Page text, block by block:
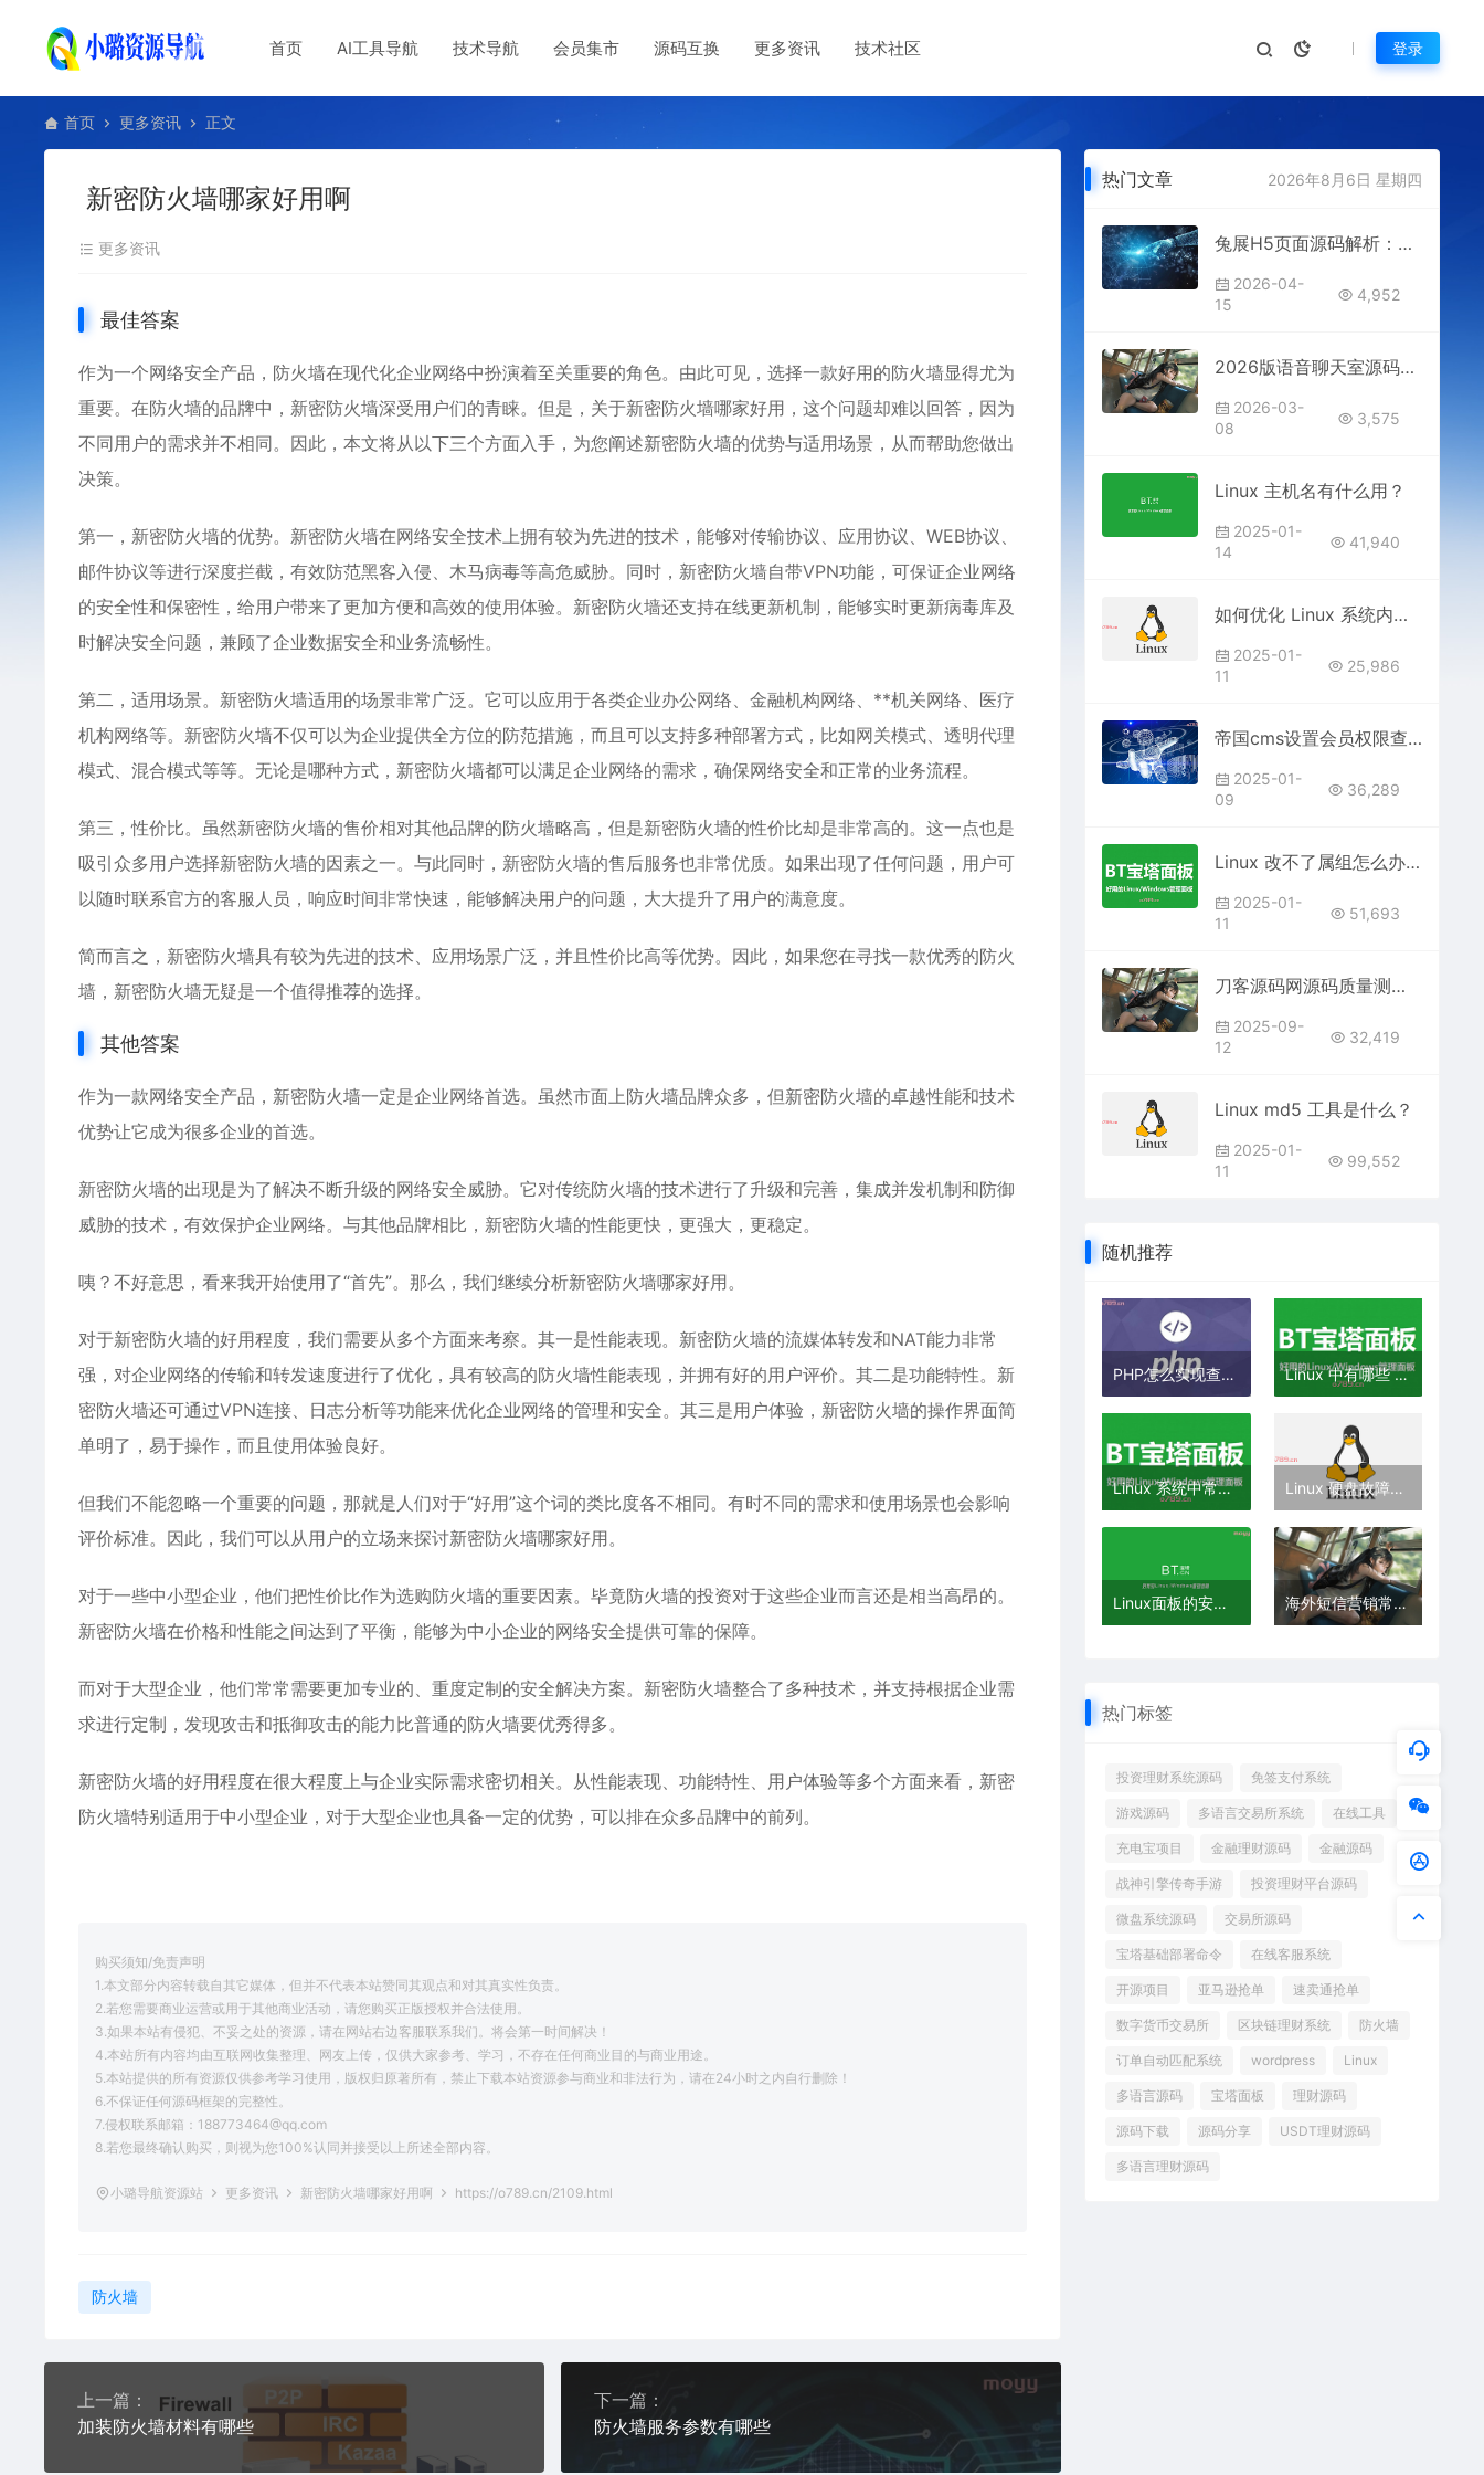
首页 AI工具导航 技术导航 会员集市 源码互换 更多资讯 技术社区 登录
首页 更多资讯 正文
新密防火墙哪家好用啊
更多资讯
最佳答案
作为一个网络安全产品， 防火墙在现代化企业网络中扮演着至关重要的角色。由此可见，选择一款好用的防火墙显得尤为
重要。在防火墙的品牌中，新密防火墙深受用户们的青睐。但是，关于新密防火墙哪家好用，这个问题却难以回答，因为
不同用户的需求并不相同。因此，本文将从以下三个方面入手，为您阐述新密防火墙的优势与适用场景，从而帮助您做出
决策。
第一，新密防火墙的优势。新密防火墙在网络安全技术上拥有较为先进的技术，能够对传输协议、应用协议、WEB协议、
邮件协议等进行深度拦截，有效防范黑客入侵、木马病毒等高危威胁。同时，新密防火墙自带VPN功能，可保证企业网络
的安全性和保密性，给用户带来了更加方便和高效的使用体验。新密防火墙还支持在线更新机制，能够实时更新病毒库及
时解决安全问题，兼顾了企业数据安全和业务流畅性。
第二，适用场景。新密防火墙适用的场景非常广泛。它可以应用于各类企业办公网络、金融机构网络、**机关网络、医疗
机构网络等。新密防火墙不仅可以为企业提供全方位的防范措施，而且可以支持多种部署方式，比如网关模式、透明代理
模式、混合模式等等。无论是哪种方式，新密防火墙都可以满足企业网络的需求，确保网络安全和正常的业务流程。
第三，性价比。虽然新密防火墙的售价相对其他品牌的防火墙略高，但是新密防火墙的性价比却是非常高的。这一点也是
吸引众多用户选择新密防火墙的因素之一。与此同时，新密防火墙的售后服务也非常优质。如果出现了任何问题，用户可
以随时联系官方的客服人员，响应时间非常快速，能够解决用户的问题，大大提升了用户的满意度。
简而言之，新密防火墙具有较为先进的技术、应用场景广泛，并且性价比高等优势。因此，如果您在寻找一款优秀的防火
墙，新密防火墙无疑是一个值得推荐的选择。
其他答案
作为一款网络安全产品，新密防火墙一定是企业网络首选。虽然市面上防火墙品牌众多，但新密防火墙的卓越性能和技术
优势让它成为很多企业的首选。
新密防火墙的出现是为了解决不断升级的网络安全威胁。它对传统防火墙的技术进行了升级和完善，集成并发机制和防御
威胁的技术，有效保护企业网络。与其他品牌相比，新密防火墙的性能更快，更强大，更稳定。
咦？不好意思，看来我开始使用了“首先”。那么，我们继续分析新密防火墙哪家好用。
对于新密防火墙的好用程度，我们需要从多个方面来考察。其一是性能表现。新密防火墙的流媒体转发和NAT能力非常
强，对企业网络的传输和转发速度进行了优化，具有较高的防火墙性能表现，并拥有好的用户评价。其二是功能特性。新
密防火墙还可通过VPN连接、日志分析等功能来优化企业网络的管理和安全。其三是用户体验，新密防火墙的操作界面简
单明了，易于操作，而且使用体验良好。
但我们不能忽略一个重要的问题，那就是人们对于“好用”这个词的类比度各不相同。有时不同的需求和使用场景也会影响
评价标准。因此，我们可以从用户的立场来探讨新密防火墙哪家好用。
对于一些中小型企业，他们把性价比作为选购防火墙的重要因素。毕竟防火墙的投资对于这些企业而言还是相当高昂的。
新密防火墙在价格和性能之间达到了平衡，能够为中小企业的网络安全提供可靠的保障。
而对于大型企业，他们常常需要更加专业的、重度定制的安全解决方案。新密防火墙整合了多种技术，并支持根据企业需
求进行定制，发现攻击和抵御攻击的能力比普通的防火墙要优秀得多。
新密防火墙的好用程度在很大程度上与企业实际需求密切相关。从性能表现、功能特性、用户体验等多个方面来看，新密
防火墙特别适用于中小型企业，对于大型企业也具备一定的优势，可以排在众多品牌中的前列。
购买须知/免责声明
1.本文部分内容转载自其它媒体，但并不代表本站赞同其观点和对其真实性负责。
2.若您需要商业运营或用于其他商业活动，请您购买正版授权并合法使用。
3.如果本站有侵犯、不妥之处的资源，请在网站右边客服联系我们。将会第一时间解决！
4.本站所有内容均由互联网收集整理、网友上传，仅供大家参考、学习，不存在任何商业目的与商业用途。
5.本站提供的所有资源仅供参考学习使用，版权归原著所有，禁止下载本站资源参与商业和非法行为，请在24小时之内自行删除！
6.不保证任何源码框架的完整性。
7.侵权联系邮箱：188773464@qq.com
8.若您最终确认购买，则视为您100%认同并接受以上所述全部内容。
小璐导航资源站 更多资讯 新密防火墙哪家好用啊 https://o789.cn/2109.html
防火墙
上一篇：
加装防火墙材料有哪些
下一篇：
防火墙服务参数有哪些
热门文章 2026年8月6日 星期四
兔展H5页面源码解析：打造移动端活动邀请函与宣传页的利器
2026-04-
15
4,952
2026版语音聊天室源码：深度解析多人连麦与互动生态核心架构
2026-03-
08
3,575
Linux 主机名有什么用？
2025-01-
14
41,940
如何优化 Linux 系统内核参数以提高性能？
2025-01-
11
25,986
帝国cms设置会员权限查看模版
2025-01-
09
36,289
Linux 改不了属组怎么办？
2025-01-
11
51,693
刀客源码网源码质量测评：从安全性、可扩展性看是否值得选择
2025-09-
12
32,419
Linux md5 工具是什么？
2025-01-
11
99,552
随机推荐
PHP怎么实现查找缺失数字 Linux 中有哪些 3d 机械制图软件？
Linux 系统中常见 CPU 负载过高问题及解决办法是什么？ Linux 硬盘故障如何解决？
Linux面板的安全风险 海外短信营销常见误区解析
热门标签
投资理财系统源码 免签支付系统
游戏源码 多语言交易所系统 在线工具
充电宝项目 金融理财源码 金融源码
战神引擎传奇手游 投资理财平台源码
微盘系统源码 交易所源码
宝塔基础部署命令 在线客服系统
开源项目 亚马逊抢单 速卖通抢单
数字货币交易所 区块链理财系统 防火墙
订单自动匹配系统 wordpress Linux
多语言源码 宝塔面板 理财源码
源码下载 源码分享 USDT理财源码
多语言理财源码